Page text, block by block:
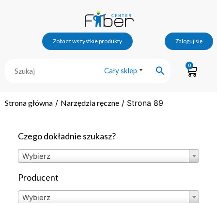
Zobacz wszystkie produkty Zaloguj się
Cały sklep
0
Strona główna / Narzędzia ręczne / Strona 89
Czego dokładnie szukasz?
Wybierz
Producent
Wybierz